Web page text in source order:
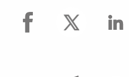
Operai Agricoli
facebook